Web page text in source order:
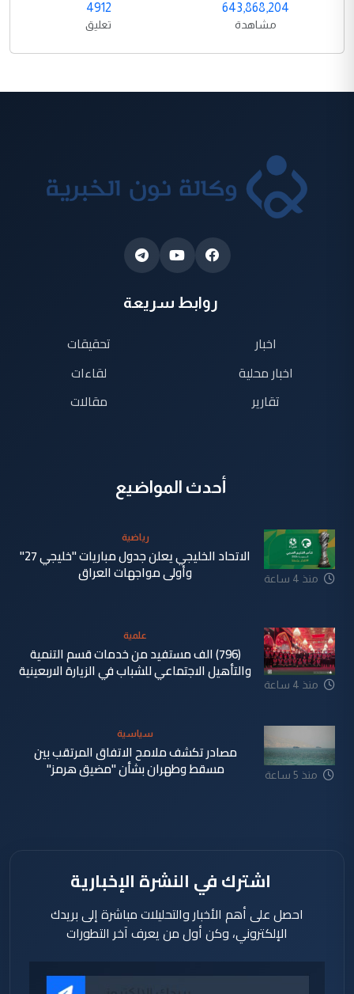
643,868,204
مشاهدة
4912
تعليق
روابط سريعة
اخبار
اخبار محلية
تقارير
تحقيقات
لقاءات
مقالات
أحدث المواضيع
منذ 4 ساعة
رياضية
الاتحاد الخليجي يعلن جدول مباريات "خليجي 27"
وأولى مواجهات العراق
منذ 4 ساعة
علمية
(796) الف مستفيد من خدمات قسم التنمية
والتأهيل الاجتماعي للشباب في الزيارة الاربعينية
منذ 5 ساعة
سياسية
مصادر تكشف ملامح الاتفاق المرتقب بين
مسقط وطهران بشأن "مضيق هرمز"
اشترك في النشرة الإخبارية
احصل على أهم الأخبار والتحليلات مباشرة إلى بريدك
الإلكتروني، وكن أول من يعرف آخر التطورات